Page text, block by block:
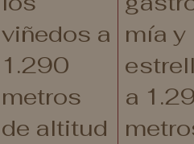
viñedos a
1.290
metros
de altitud
mía y
a